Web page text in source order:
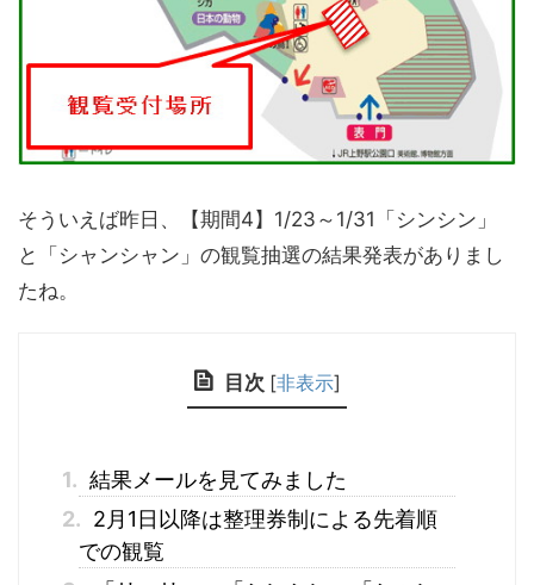
そういえば昨日、【期間4】1/23～1/31「シンシン」
と「シャンシャン」の観覧抽選の結果発表がありまし
たね。
目次 [非表示]
1. 結果メールを見てみました
2. 2月1日以降は整理券制による先着順
での観覧